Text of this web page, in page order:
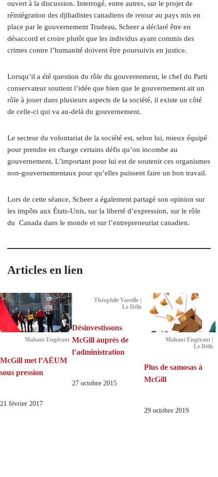
ouvert à la discussion. Interrogé, entre autres, sur le projet de
réintégration des djihadistes canadiens de retour au pays mis en
place par le gouvernement Trudeau, Scheer a déclaré être en
désaccord et croire plutôt que les individus ayant commis des
crimes contre l’humanité doivent être poursuivis en justice.
Lorsqu’il a été question du rôle du gouvernement, le chef du Parti
conservateur soutient l’idée que bien que le gouvernement ait un
rôle à jouer dans plusieurs aspects de la société, il existe un côté
de celle-ci qui va au-delà du gouvernement.
Le secteur du volontariat de la société est, selon lui, mieux équipé
pour prendre en charge certains défis qu’on incombe au
gouvernement. L’important pour lui est de soutenir ces organismes
non-gouvernementaux pour qu’elles puissent faire un bon travail.
Lors de cette séance, Scheer a également partagé son opinion sur
les impôts aux États-Unis, sur la liberté d’expression, sur le rôle
du Canada dans le monde et sur l’entrepreneuriat canadien.
Articles en lien
Mahaut Engérant
McGill met l’AÉUM
sous pression
21 février 2017
Théophile Vareille |
Le Délit
Désinvestissons
McGill auprès de
l’administration
27 octobre 2015
Mahaut Engérant |
Le Délit
Plus de samosas à
McGill
29 octobre 2019